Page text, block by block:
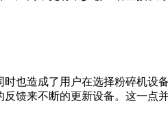
也造成了用户在选择粉碎机设
馈来不断的更新设备。这一点